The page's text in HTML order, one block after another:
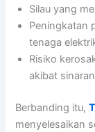
Silau yang
Peningkatan
tenaga
Risiko
akibat
Berbanding itu,
menyelesaikan